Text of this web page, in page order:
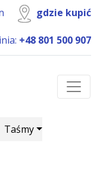
gdzie kupić
+48 801 500 907
Taśmy